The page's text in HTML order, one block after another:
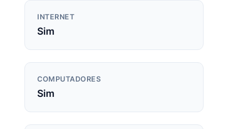
INTERNET
Sim
COMPUTADORES
Sim